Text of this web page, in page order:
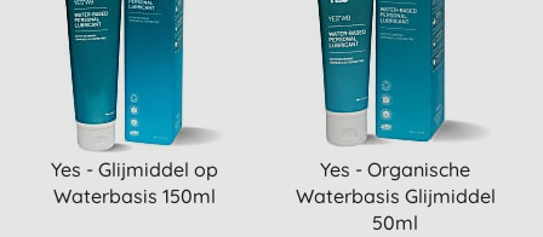
Yes - Glijmiddel op
Waterbasis 150ml
Yes - Organische
Waterbasis Glijmiddel
50ml